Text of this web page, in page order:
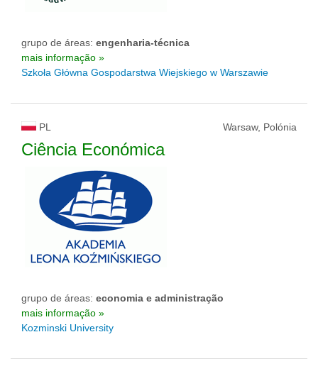
grupo de áreas: engenharia-técnica
mais informação »
Szkoła Główna Gospodarstwa Wiejskiego w Warszawie
PL Warsaw, Polónia
Ciência Económica
grupo de áreas: economia e administração
mais informação »
Kozminski University